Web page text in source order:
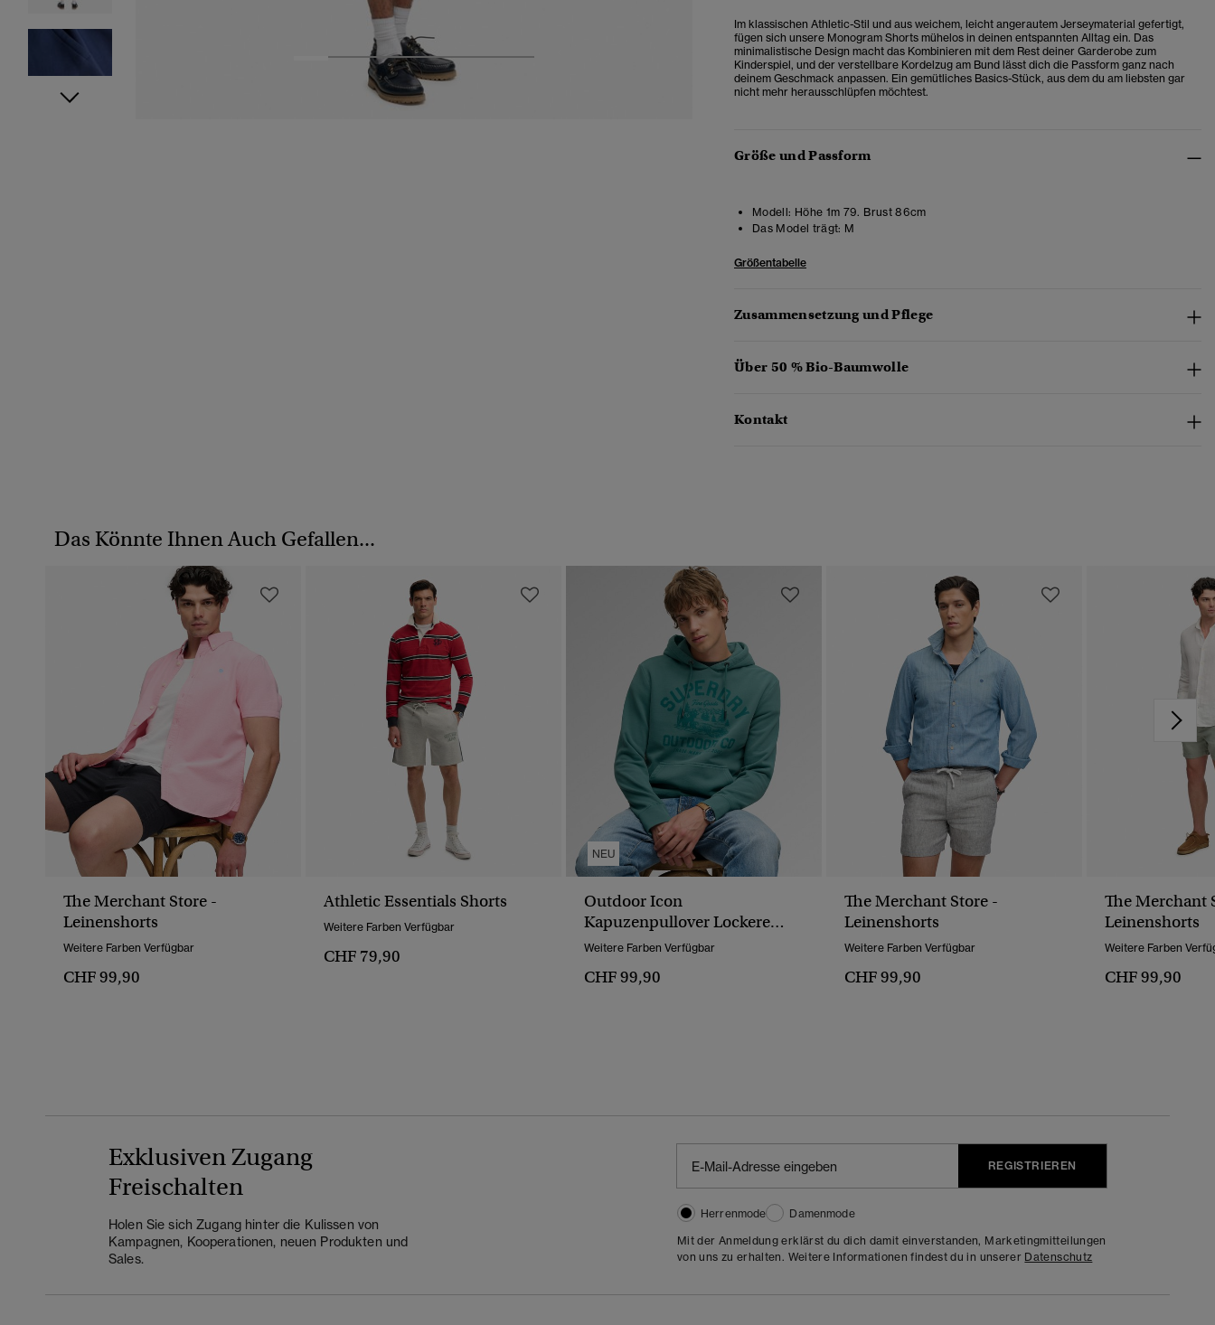
3 4 5
Im klassischen Athletic-Stil und aus weichem, leicht angerautem Jerseymaterial gefertigt,
fügen sich unsere Monogram Shorts mühelos in deinen entspannten Alltag ein. Das
minimalistische Design macht das Kombinieren mit dem Rest deiner Garderobe zum
Kinderspiel, und der verstellbare Kordelzug am Bund lässt dich die Passform ganz nach
deinem Geschmack anpassen. Ein gemütliches Basics-Stück, aus dem du am liebsten gar
nicht mehr herausschlüpfen möchtest.
Größe und Passform
Modell: Höhe 1m 79. Brust 86cm
Das Model trägt: M
Größentabelle
Zusammensetzung und Pflege
Über 50 % Bio-Baumwolle
Kontakt
Das Könnte Ihnen Auch Gefallen...
The Merchant Store -
Leinenshorts
Weitere Farben Verfügbar
CHF 99,90
Athletic Essentials Shorts
Weitere Farben Verfügbar
CHF 79,90
NEU
Outdoor Icon
Kapuzenpullover Lockere
Passform
Weitere Farben Verfügbar
CHF 99,90
The Merchant Store -
Leinenshorts
Weitere Farben Verfügbar
CHF 99,90
The Merchant
Leinenshorts
Weitere Farben
CHF 99,90
Exklusiven Zugang
Freischalten
Holen Sie sich Zugang hinter die Kulissen von
Kampagnen, Kooperationen, neuen Produkten und
Sales.
REGISTRIEREN
Herrenmode
Damenmode
Mit der Anmeldung erklärst du dich damit einverstanden, Marketingmitteilungen
von uns zu erhalten. Weitere Informationen findest du in unserer Datenschutz